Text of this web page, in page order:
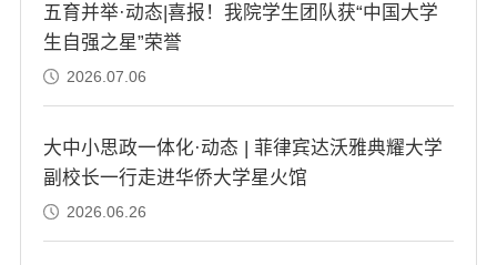
五育并举·动态|喜报！我院学生团队获“中国大学
生自强之星”荣誉
2026.07.06
大中小思政一体化·动态 | 菲律宾达沃雅典耀大学
副校长一行走进华侨大学星火馆
2026.06.26